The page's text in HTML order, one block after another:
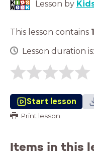
Lesson by
This lesson contains
Lesson duration is:
Start lesson
Print lesson
Items in this